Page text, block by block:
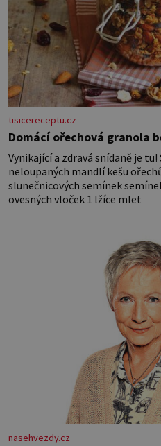
tisicereceptu.cz
Domácí ořechová granola
Vynikající a zdravá snídaně je tu! Suroviny Vždy 1 šálek –
neloupaných mandlí kešu
slunečnicových semínek
ovesných vloček 1 lžíce mlet
nasehvezdy.cz